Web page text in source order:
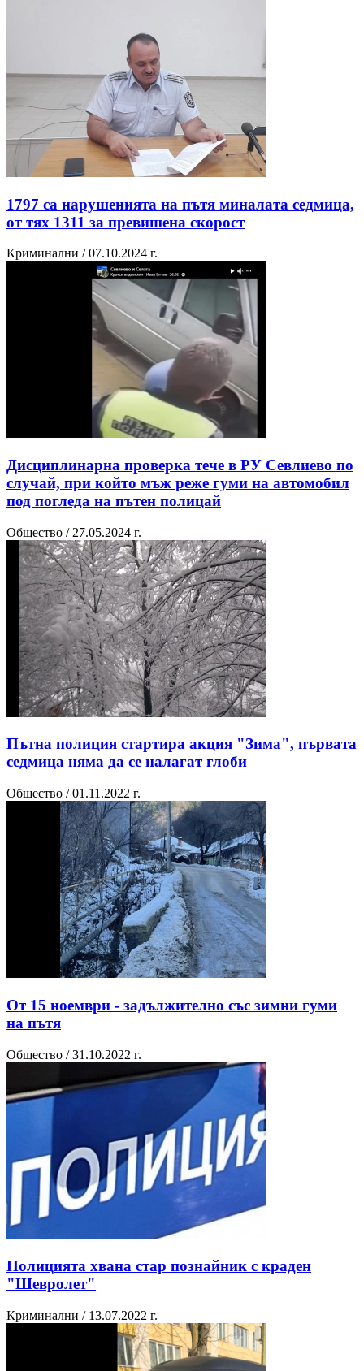
1797 са нарушенията на пътя миналата седмица,
от тях 1311 за превишена скорост
Криминални / 07.10.2024 г.
Дисциплинарна проверка тече в РУ Севлиево по
случай, при който мъж реже гуми на автомобил
под погледа на пътен полицай
Общество / 27.05.2024 г.
Пътна полиция стартира акция "Зима", първата
седмица няма да се налагат глоби
Общество / 01.11.2022 г.
От 15 ноември - задължително със зимни гуми
на пътя
Общество / 31.10.2022 г.
Полицията хвана стар познайник с краден
"Шевролет"
Криминални / 13.07.2022 г.